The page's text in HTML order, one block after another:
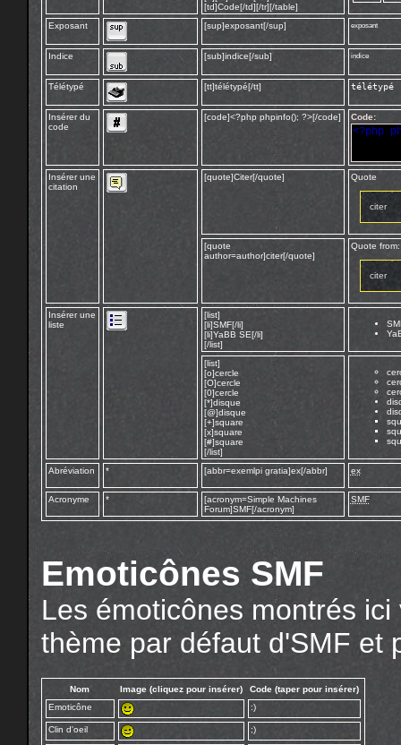
[td]Code[/td][/tr][/table]
Exposant [sup]exposant[/sup] exposant
Indice [sub]indice[/sub] indice
Télétypé [tt]télétypé[/tt] télétypé
Insérer du
code
[code]<?php phpinfo(); ?>[/code] Code:
<?php
Insérer une
citation
[quote]Citer[/quote] Quote
citer
[quote
author=author]citer[/quote]
Quote
citer
Insérer une
liste
[list]
[li]SMF[/li]
[li]YaBB SE[/li]
[/list]
[list]
[o]cercle
[O]cercle
[0]cercle
[*]disque
[@]disque
[+]square
[x]square
[#]square
[/list]
Abréviation * [abbr=exemlpi gratia]ex[/abbr] ex
Acronyme *
[acronym=Simple Machines
Forum]SMF[/acronym]
SMF
Emoticônes SMF
Les émoticônes montrés
thème par défaut d'SMF et
Nom Image (cliquez pour insérer)
Code (taper pour insérer)
Emoticône
:)
Clin d'oeil ;)